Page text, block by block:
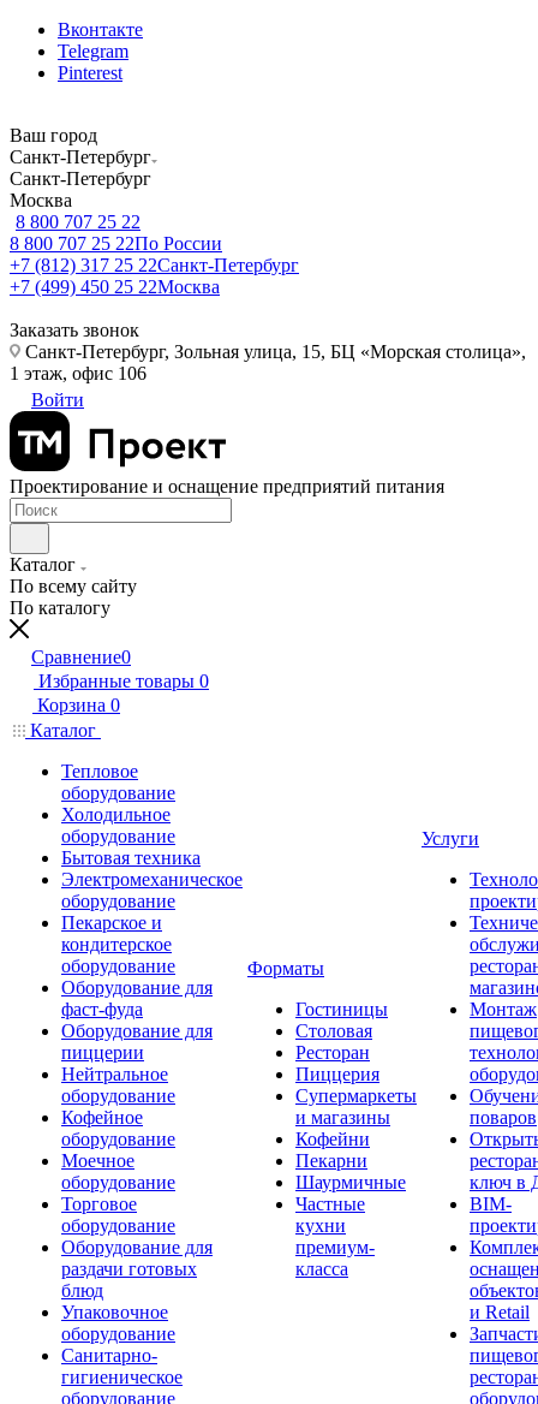
Вконтакте
Telegram
Pinterest
Ваш город
Санкт-Петербург
Санкт-Петербург
Москва
8 800 707 25 22
8 800 707 25 22По России
+7 (812) 317 25 22Санкт-Петербург
+7 (499) 450 25 22Москва
Заказать звонок
Санкт-Петербург, Зольная улица, 15, БЦ «Морская столица»,
1 этаж, офис 106
Войти
Проектирование и оснащение предприятий питания
Каталог
По всему сайту
По каталогу
Сравнение0
Избранные товары 0
Корзина 0
Каталог
Тепловое
оборудование
Холодильное
оборудование
Бытовая техника
Электромеханическое
оборудование
Пекарское и
кондитерское
оборудование
Оборудование для
фаст-фуда
Оборудование для
пиццерии
Нейтральное
оборудование
Кофейное
оборудование
Моечное
оборудование
Торговое
оборудование
Оборудование для
раздачи готовых
блюд
Упаковочное
оборудование
Санитарно-
гигиеническое
оборудование
Форматы
Гостиницы
Столовая
Ресторан
Пиццерия
Супермаркеты
и магазины
Кофейни
Пекарни
Шаурмичные
Частные
кухни
премиум-
класса
Услуги
Монтаж
поваров
ключ в
BIM-
и Retail